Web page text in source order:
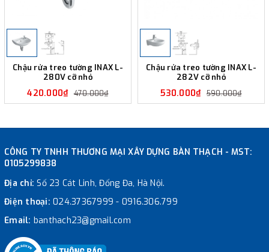
Chậu rửa treo tường INAX L-
280V cỡ nhỏ
420.000₫ 470.000₫
Chậu rửa treo tường INAX L-
282V cỡ nhỏ
530.000₫ 590.000₫
CÔNG TY TNHH THƯƠNG MẠI XÂY DỰNG BÀN THẠCH - MST:
0105299838
Địa chỉ:Số 23 Cát Linh, Đống Đa, Hà Nội.
Điện thoại: 024.37367999 - 0916.306.799
Email: banthach23@gmail.com